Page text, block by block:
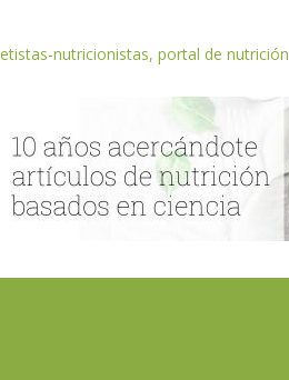
nutricionistas, portal de nutrición